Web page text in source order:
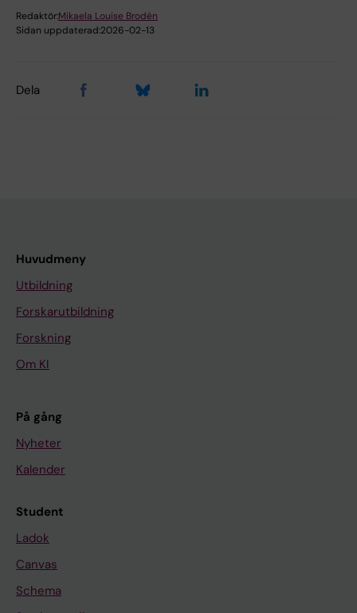
Redaktör:Mikaela Louise Brodén
Sidan uppdaterad:2026-02-13
Dela
Huvudmeny
Utbildning
Forskarutbildning
Forskning
Om KI
På gång
Nyheter
Kalender
Student
Ladok
Canvas
Schema